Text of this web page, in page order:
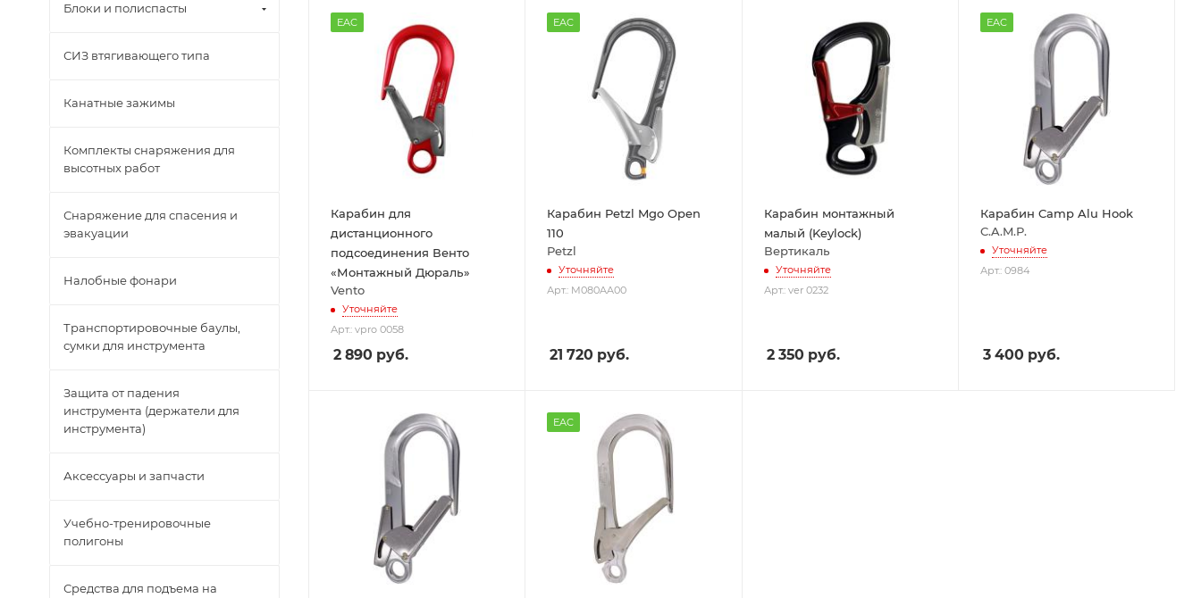
EAC
Карабин для
дистанционного
подсоединения Венто
«Монтажный Дюраль»
Vento
Уточняйте
Арт.: vpro 0058
2 890 руб.
EAC
Карабин Petzl Mgo Open
110
Petzl
Уточняйте
Арт.: M080AA00
21 720 руб.
Карабин монтажный
малый (Keylock)
Вертикаль
Уточняйте
Арт.: ver 0232
2 350 руб.
EAC
Карабин Camp Alu Hook
C.A.M.P.
Уточняйте
Арт.: 0984
3 400 руб.
EAC
Блоки и полиспасты
СИЗ втягивающего типа
Канатные зажимы
Комплекты снаряжения для
высотных работ
Снаряжение для спасения и
эвакуации
Налобные фонари
Транспортировочные баулы,
сумки для инструмента
Защита от падения
инструмента (держатели для
инструмента)
Аксессуары и запчасти
Учебно-тренировочные
полигоны
Средства для подъема на